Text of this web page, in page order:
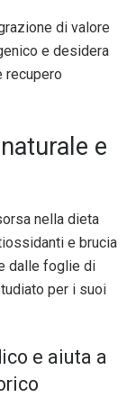
di valore
e desidera
recupero
e
nella dieta
e brucia
dalle foglie di
per i suoi
e aiuta a